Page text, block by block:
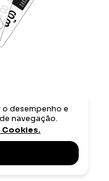
desempenho e
navegação.
Cookies.